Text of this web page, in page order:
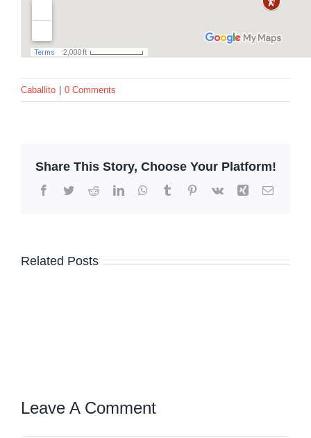
Caballito 0 Comments
Share This Story, Choose Your Platform!
Facebook
TwitterRedditLinkedInWhatsApp
TumblrPinterest
Vk Xing Email
Related Posts
Leave A Comment